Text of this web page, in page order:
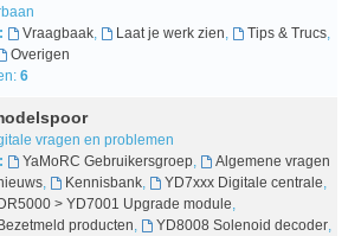
Vraagbaak, Laat je werk zien, Tips & Trucs,
Overigen
6
vragen en problemen
YaMoRC Gebruikersgroep,
Algemene vragen
, Kennisbank, YD7xxx Digitale centrale,
> YD7001 Upgrade module,
producten, YD8008 Solenoid decoder,